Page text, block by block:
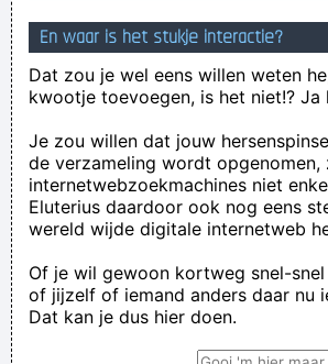
En waar is het stukje interactie?
Dat zou je wel eens willen weten
kwootje toevoegen, is het niet!? Ja
Je zou willen dat jouw
de verzameling wordt
internetwebzoekmachines niet
Eluterius daardoor ook nog eens
wereld wijde digitale internetweb
Of je wil gewoon kortweg snel-
of jijzelf of iemand anders daar nu
Dat kan je dus hier doen.